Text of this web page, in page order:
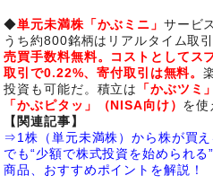
◆単元未満株「かぶミニ」 サービ
うち約800銘柄はリアルタイム取
売買手数料無料。コストとしてス
取引で0.22%、寄付取引は無料。
投資も可能だ。積立は
「かぶツミ」
「かぶピタッ」（NISA向け） を使
【関連記事】
⇒1株（単元未満株）から株が買
でも“少額で株式投資を始められ
商品、おすすめポイントを解説！